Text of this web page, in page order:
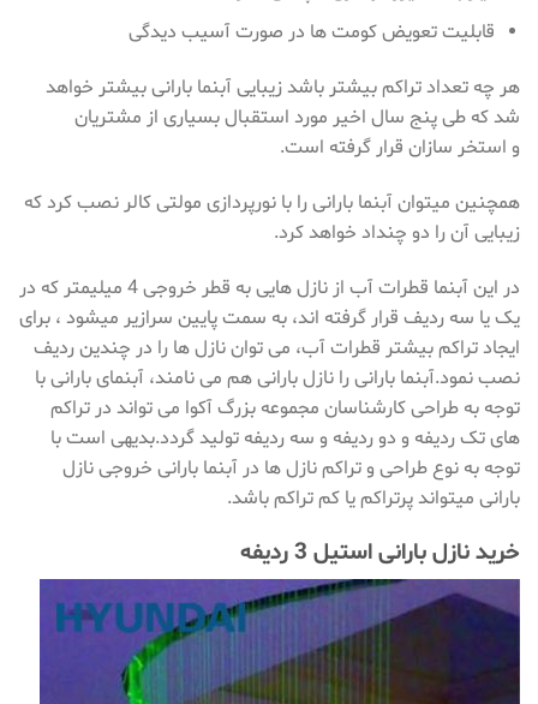
قابلیت تعویض کومت ها در صورت آسیب دیدگی
هر چه تعداد تراکم بیشتر باشد زیبایی آبنما بارانی بیشتر خواهد
شد که طی پنج سال اخیر مورد استقبال بسیاری از مشتریان
و استخر سازان قرار گرفته است.
همچنین میتوان آبنما بارانی را با نورپردازی مولتی کالر نصب کرد که
زیبایی آن را دو چنداد خواهد کرد.
در این آبنما قطرات آب از نازل هایی به قطر خروجی 4 میلیمتر که در
یک یا سه ردیف قرار گرفته اند، به سمت پایین سرازیر میشود ، برای
ایجاد تراکم بیشتر قطرات آب، می توان نازل ها را در چندین ردیف
نصب نمود.آبنما بارانی را نازل بارانی هم می نامند، آبنمای بارانی با
توجه به طراحی کارشناسان مجموعه بزرگ آکوا می تواند در تراکم
های تک ردیفه و دو ردیفه و سه ردیفه تولید گردد.بدیهی است با
توجه به نوع طراحی و تراکم نازل ها در آبنما بارانی خروجی نازل
بارانی میتواند پرتراکم یا کم تراکم باشد.
خرید نازل بارانی استیل 3 ردیفه